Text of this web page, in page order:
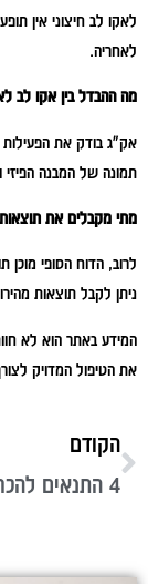
לאחריה.
מה ההבדל בין אקו לב
אק"ג בודק את
תמונה של המבנה
מתי מקבלים את
לרוב, הדוח הסופי מוכן
ניתן לקבל תוצאות
המידע באתר הוא לא
את הטיפול המדויק
הקודם